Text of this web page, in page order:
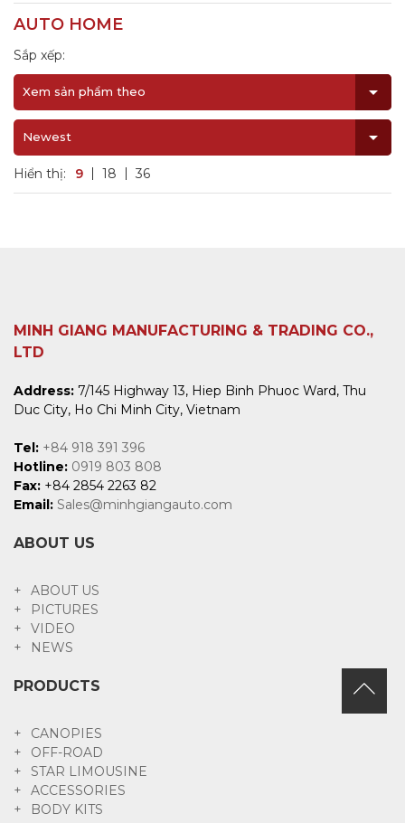
AUTO HOME
Sắp xếp:
Xem sản phẩm theo
Newest
Hiển thị: 9 18 36
MINH GIANG MANUFACTURING & TRADING CO.,
LTD
Address: 7/145 Highway 13, Hiep Binh Phuoc Ward, Thu
Duc City, Ho Chi Minh City, Vietnam
Tel: +84 918 391 396
Hotline: 0919 803 808
Fax: +84 2854 2263 82
Email: Sales@minhgiangauto.com
ABOUT US
ABOUT US
PICTURES
VIDEO
NEWS
PRODUCTS
CANOPIES
OFF-ROAD
STAR LIMOUSINE
ACCESSORIES
BODY KITS